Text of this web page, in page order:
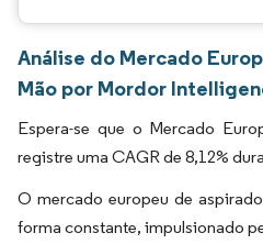
Análise do Mercado
Mão por Mordor
Espera-se que o Mercado
registre uma CAGR de 8,12%
O mercado europeu de
forma constante, impulsionado